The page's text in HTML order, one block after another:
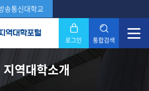
송통신대학교
로그인 통합검색
지역대학소개